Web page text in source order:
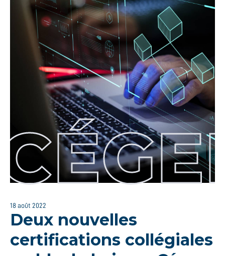
18 août 2022
Deux nouvelles
certifications collégiales